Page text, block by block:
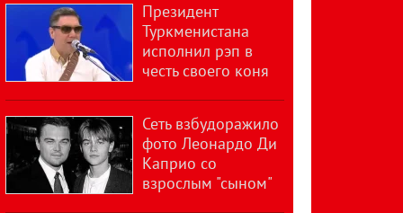
Президент
Туркменистана
исполнил рэп в
честь своего коня
Сеть взбудоражило
фото Леонардо Ди
Каприо со
взрослым "сыном"